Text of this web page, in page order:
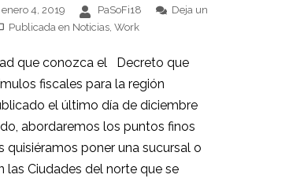
enero 4, 2019 PaSoFi18
Deja un
Publicada en Noticias, Work
que conozca el Decreto que
fiscales para la región
el último día de diciembre
abordaremos los puntos finos
quisiéramos poner una sucursal o
las Ciudades del norte que se